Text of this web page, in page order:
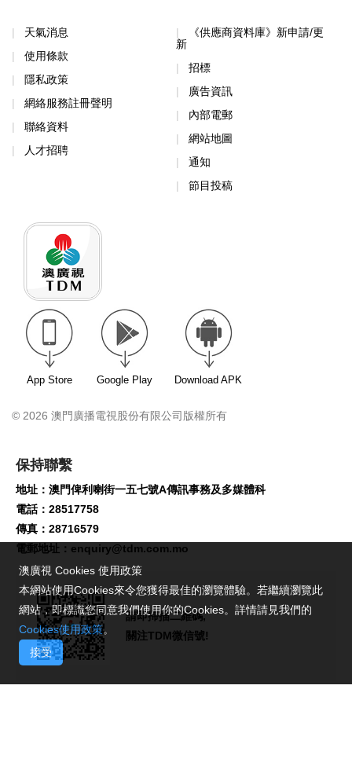
天氣消息
使用條款
隱私政策
網絡服務註冊聲明
聯絡資料
人才招聘
《供應商資料庫》新申請/更
新
招標
廣告資訊
內部電郵
網站地圖
通知
節目投稿
App Store Google Play Download APK
© 2026 澳門廣播電視股份有限公司版權所有
保持聯繫
地址：澳門俾利喇街一五七號A傳訊事務及多媒體科
電話：28517758
傳真：28716579
電郵地址： enquiry@tdm.com.mo
請即掃描二維碼,
關注TDM微信號!
澳廣視 Cookies 使用政策
本網站使用Cookies來令您獲得最佳的瀏覽體驗。若繼續瀏覽此
網站，即標識您同意我們使用你的Cookies。詳情請見我們的
Cookies使用政策。
接受